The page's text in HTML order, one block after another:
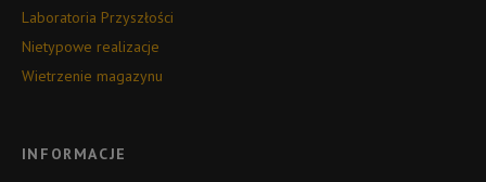
Laboratoria Przyszłości
Nietypowe realizacje
Wietrzenie magazynu
INFORMACJE